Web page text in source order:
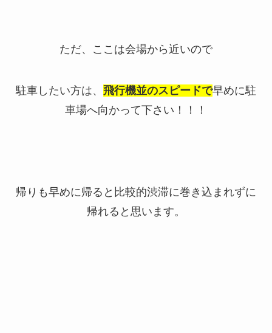
ただ、ここは会場から近いので
駐車したい方は、 飛行機並のスピードで早めに駐
車場へ向かって下さい！！！
帰りも早めに帰ると比較的渋滞に巻き込まれずに
帰れると思います。